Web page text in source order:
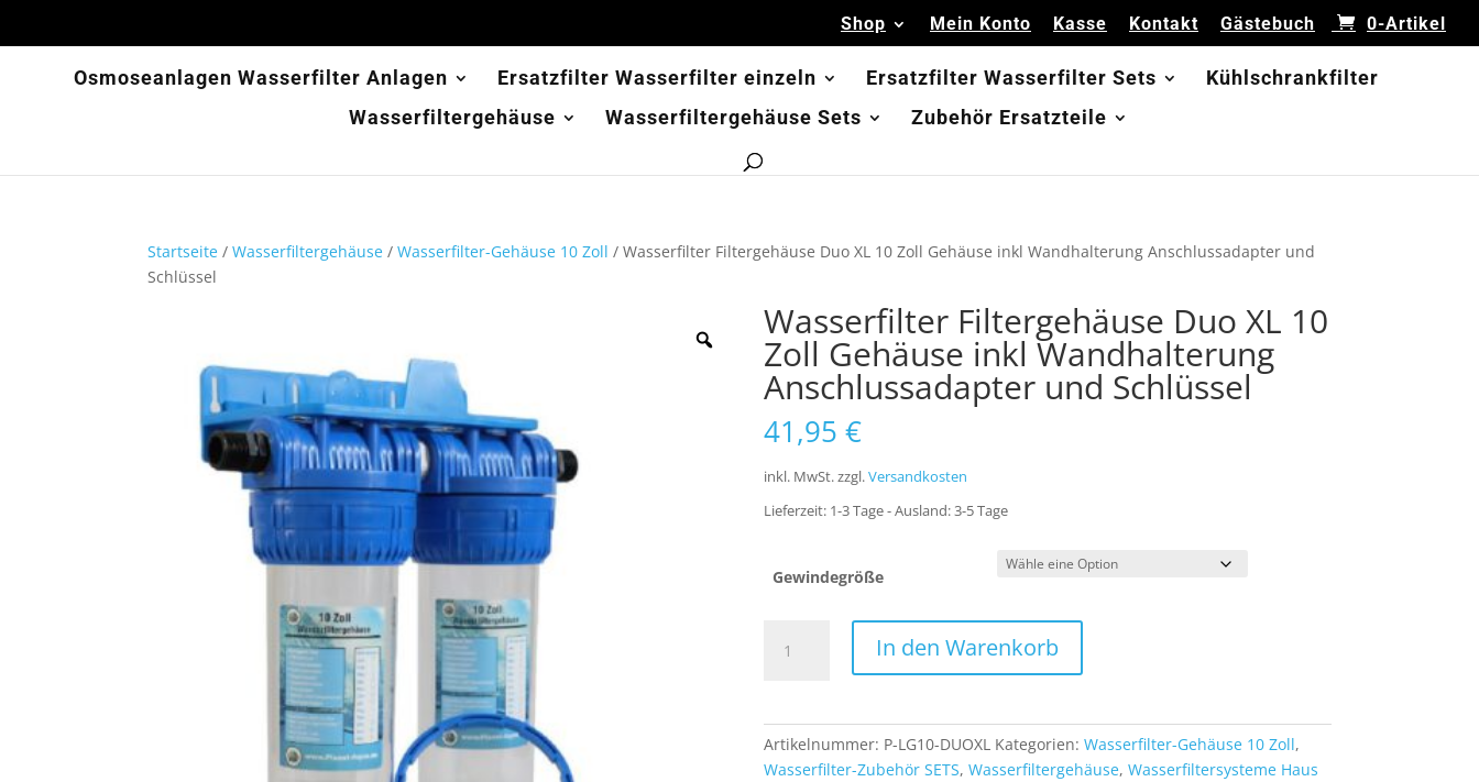
Shop Mein Konto Kasse Kontakt Gästebuch 0-Artikel
Osmoseanlagen Wasserfilter Anlagen Ersatzfilter Wasserfilter einzeln Ersatzfilter Wasserfilter Sets
Kühlschrankfilter
Wasserfiltergehäuse
Wasserfiltergehäuse Sets Zubehör Ersatzteile
Startseite /Wasserfiltergehäuse /Wasserfilter-Gehäuse 10 Zoll / Wasserfilter Filtergehäuse Duo XL 10 Zoll Gehäuse inkl Wandhalterung Anschlussadapter und
Schlüssel
Wasserfilter Filtergehäuse Duo XL 10
Zoll Gehäuse inkl Wandhalterung
Anschlussadapter und Schlüssel
41,95 €
inkl. MwSt. zzgl.Versandkosten
Lieferzeit: 1-3 Tage - Ausland: 3-5 Tage
Gewindegröße
Filtergehäuse
In den Warenkorb
Artikelnummer: P-LG10-DUOXL Kategorien: Wasserfilter-Gehäuse 10 Zoll,
Wasserfilter-Zubehör SETS, Wasserfiltergehäuse, Wasserfiltersysteme Haus